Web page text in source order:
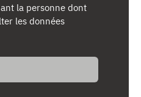
la personne dont
les données